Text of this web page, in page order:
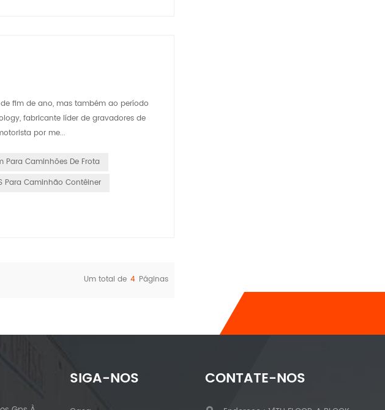
fim de ano, mas também ao período
fabricante líder de gravadores de
por me...
Para Caminhões De Frota
Para Caminhão Contêiner
Um total de 4 Páginas
SIGA-NOS CONTATE-NOS